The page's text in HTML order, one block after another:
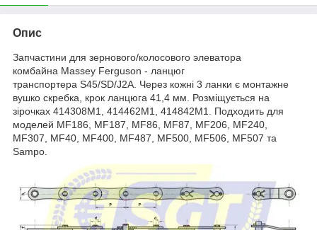
Опис
Запчастини для зернового/колосового элеватора
комбайна Massey Ferguson - ланцюг
транспортера S45/SD/J2A. Через кожні 3 ланки є монтажне
вушко скребка, крок ланцюга 41,4 мм. Розміщується на
зірочках 414308М1, 414462М1, 414842М1. Подходить для
моделей MF186, MF187, MF86, MF87, MF206, MF240,
MF307, MF40, MF400, MF487, MF500, MF506, MF507 та
Sampo.